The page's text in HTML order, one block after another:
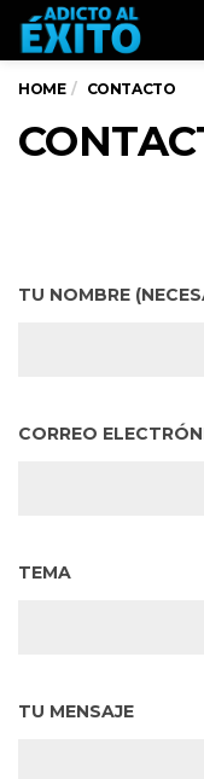
HOME CONTACTO
TU NOMBRE
CORREO
TEMA
TU MENSAJE